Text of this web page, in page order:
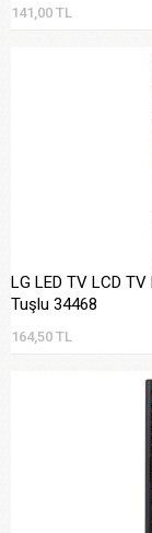
141,00 TL
LG LED TV LCD
Tuşlu 34468
164,50 TL